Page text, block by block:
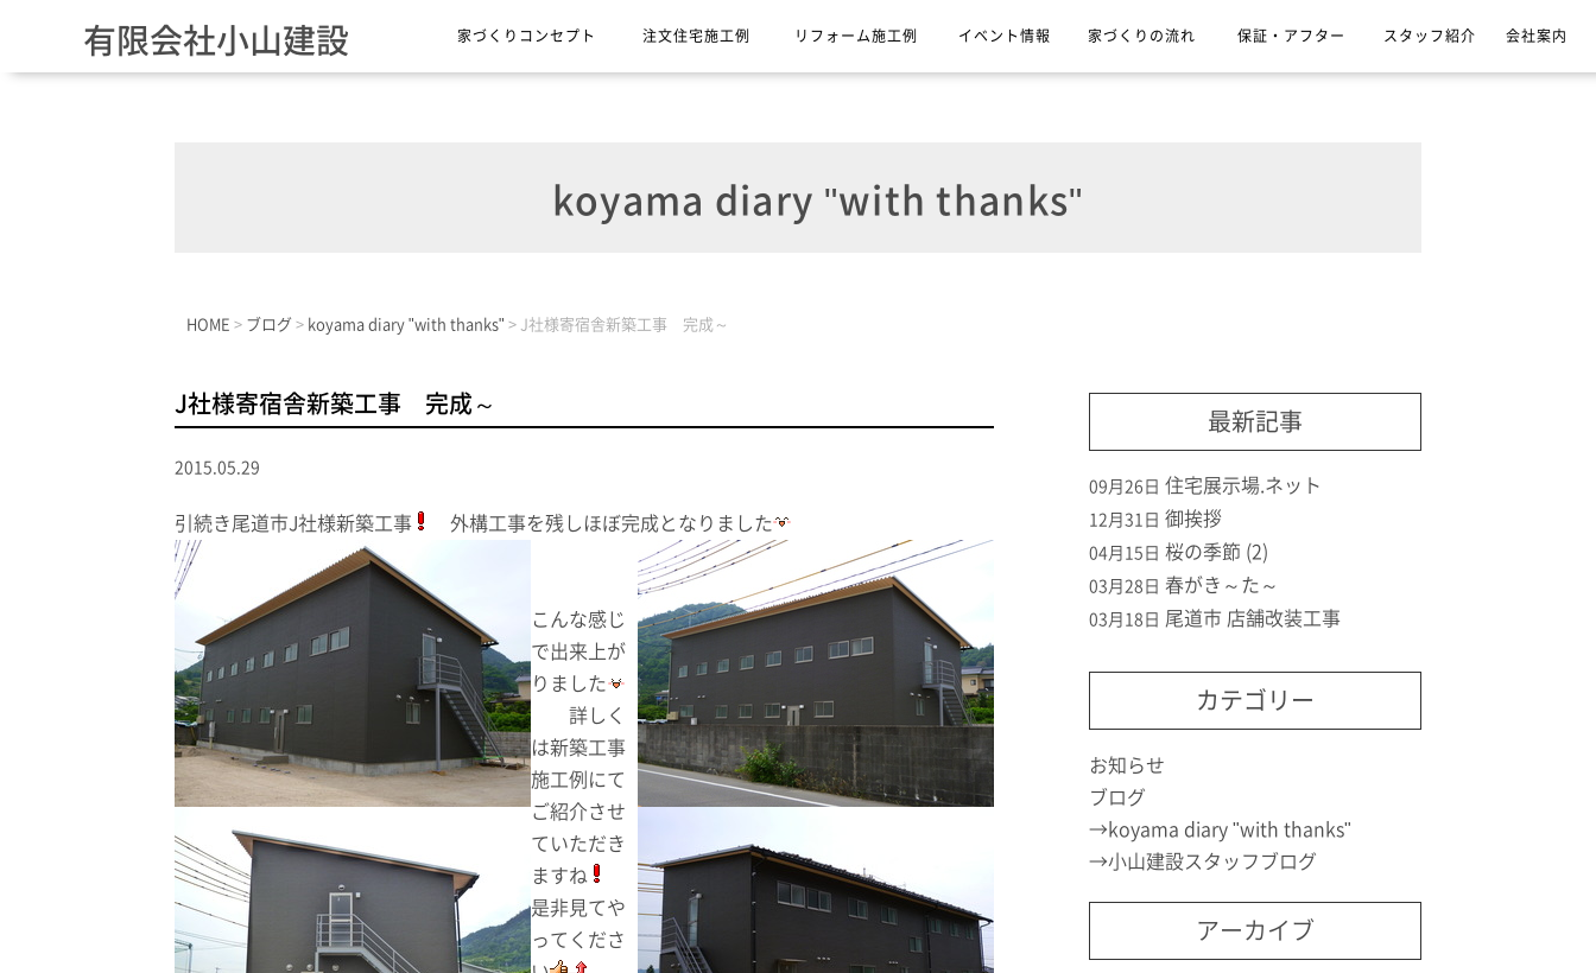
有限会社小山建設 家づくりコンセプト 注文住宅施工例 リフォーム施工例 イベント情報 家づくりの流れ 保証・アフター スタッフ紹介 会社案内
koyama diary "with thanks"
HOME > ブログ > koyama diary "with thanks" > J社様寄宿舎新築工事 完成～
J社様寄宿舎新築工事 完成～
2015.05.29
引続き尾道市J社様新築工事 外構工事を残しほぼ完成となりました
こんな感じ
で出来上が
りました
詳しく
は新築工事
施工例にて
ご紹介させ
ていただき
ますね
是非見てや
ってくださ
最新記事
09月26日 住宅展示場.ネット
12月31日 御挨拶
04月15日 桜の季節 (2)
03月28日 春がき～た～
03月18日 尾道市 店舗改装工事
カテゴリー
お知らせ
ブログ
koyama diary "with thanks"
小山建設スタッフブログ
アーカイブ